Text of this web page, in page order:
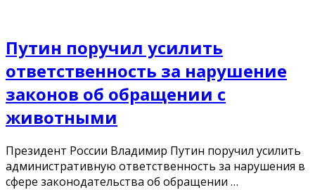
Путин поручил усилить
ответственность за нарушение
законов об обращении с
животными
Президент России Владимир Путин поручил усилить
административную ответственность за нарушения в
сфере законодательства об обращении …